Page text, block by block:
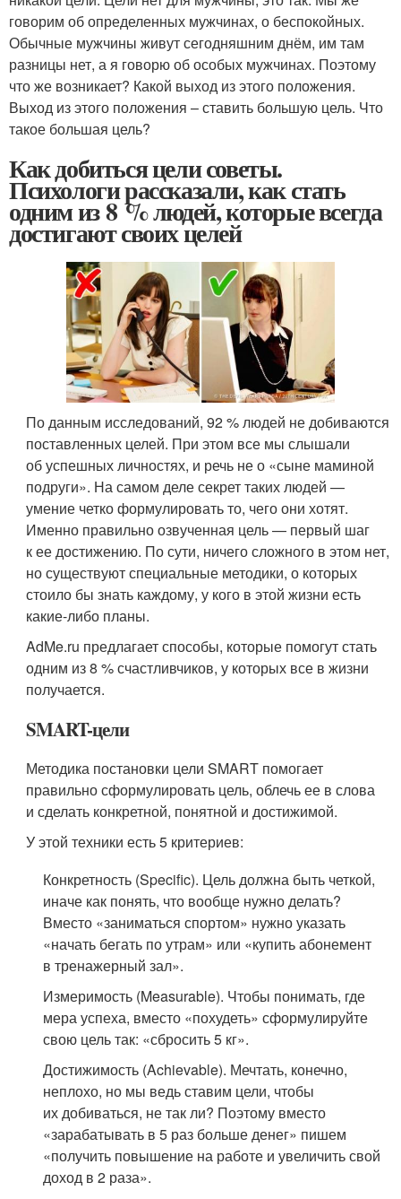
говорим об определенных мужчинах, о беспокойных.
Обычные мужчины живут сегодняшним днём, им там
разницы нет, а я говорю об особых мужчинах. Поэтому
что же возникает? Какой выход из этого положения.
Выход из этого положения – ставить большую цель. Что
такое большая цель?
Как добиться цели советы.
Психологи рассказали, как стать
одним из 8 % людей, которые всегда
достигают своих целей
По данным исследований, 92 % людей не добиваются
поставленных целей. При этом все мы слышали
об успешных личностях, и речь не о «сыне маминой
подруги». На самом деле секрет таких людей —
умение четко формулировать то, чего они хотят.
Именно правильно озвученная цель — первый шаг
к ее достижению. По сути, ничего сложного в этом нет,
но существуют специальные методики, о которых
стоило бы знать каждому, у кого в этой жизни есть
какие-либо планы.
AdMe.ru предлагает способы, которые помогут стать
одним из 8 % счастливчиков, у которых все в жизни
получается.
SMART-цели
Методика постановки цели SMART помогает
правильно сформулировать цель, облечь ее в слова
и сделать конкретной, понятной и достижимой.
У этой техники есть 5 критериев:
Конкретность (Specific). Цель должна быть четкой,
иначе как понять, что вообще нужно делать?
Вместо «заниматься спортом» нужно указать
«начать бегать по утрам» или «купить абонемент
в тренажерный зал».
Измеримость (Measurable). Чтобы понимать, где
мера успеха, вместо «похудеть» сформулируйте
свою цель так: «сбросить 5 кг».
Достижимость (Achievable). Мечтать, конечно,
неплохо, но мы ведь ставим цели, чтобы
их добиваться, не так ли? Поэтому вместо
«зарабатывать в 5 раз больше денег» пишем
«получить повышение на работе и увеличить свой
доход в 2 раза».